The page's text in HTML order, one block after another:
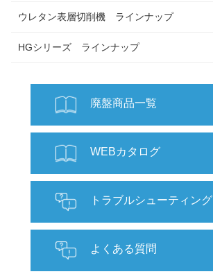
ウレタン表層切削機 ラインナップ
HGシリーズ ラインナップ
廃盤商品一覧
WEBカタログ
トラブルシューティング
よくある質問